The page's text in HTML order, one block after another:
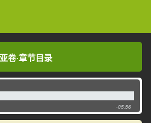
亚卷·章节目录
卷·章节目录
-05:56